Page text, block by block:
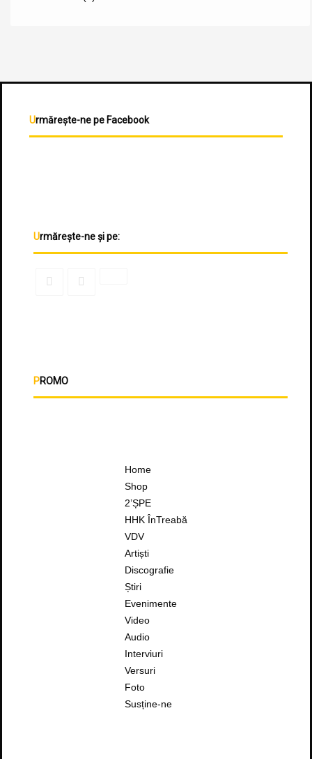
Urmărește-ne pe Facebook
Urmărește-ne și pe:
PROMO
Home
Shop
2’ȘPE
HHK ÎnTreabă
VDV
Artiști
Discografie
Știri
Evenimente
Video
Audio
Interviuri
Versuri
Foto
Susține-ne